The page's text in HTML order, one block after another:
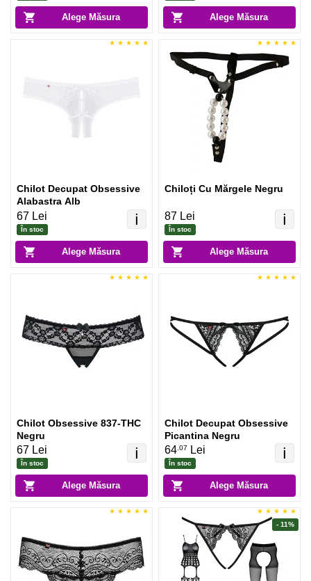
Alege Măsura Alege Măsura
Alege Măsura
ℹ️
Chilot Decupat Obsessive
Alabastra Alb
67 Lei
În stoc
Alege Măsura
ℹ️
Chiloți Cu Mărgele Negru
87 Lei
În stoc
Alege Măsura
ℹ️
Chilot Obsessive 837-THC
Negru
67 Lei
În stoc
Alege Măsura
ℹ️
Chilot Decupat Obsessive
Picantina Negru
64 .07 Lei
În stoc
- 11%